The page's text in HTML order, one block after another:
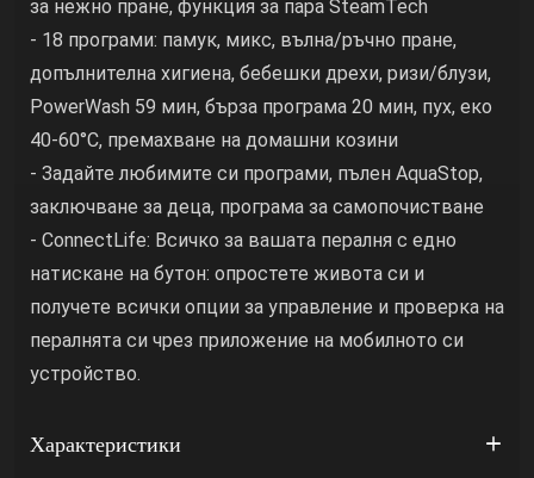
за нежно пране, функция за пара SteamTech
- 18 програми: памук, микс, вълна/ръчно пране,
допълнителна хигиена, бебешки дрехи, ризи/блузи,
PowerWash 59 мин, бърза програма 20 мин, пух, еко
40-60°C, премахване на домашни козини
- Задайте любимите си програми, пълен AquaStop,
заключване за деца, програма за самопочистване
- ConnectLife: Всичко за вашата пералня с едно
натискане на бутон: опростете живота си и
получете всички опции за управление и проверка на
пералнята си чрез приложение на мобилното си
устройство.
Характеристики